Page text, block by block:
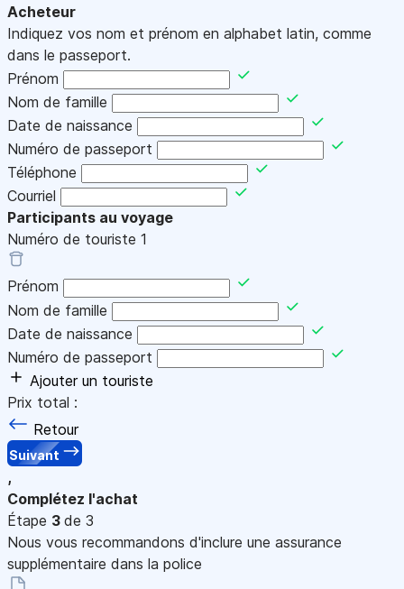
Acheteur
Indiquez vos nom et prénom en alphabet latin, comme
dans le passeport.
Prénom
Nom de famille
Date de naissance
Numéro de passeport
Téléphone
Courriel
Participants au voyage
Numéro de touriste 1
Prénom
Nom de famille
Date de naissance
Numéro de passeport
Ajouter un touriste
Prix total :
Retour
Suivant
,
Complétez l'achat
Étape 3 de 3
Nous vous recommandons d'inclure une assurance
supplémentaire dans la police